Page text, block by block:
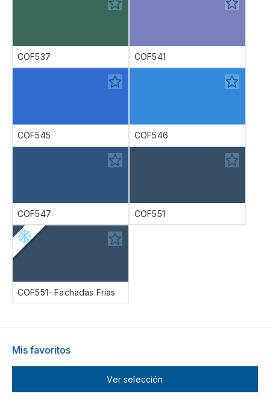
COF537 COF541
COF545 COF546
COF547 COF551
COF551- Fachadas Frías
Mis favoritos
Ver selección